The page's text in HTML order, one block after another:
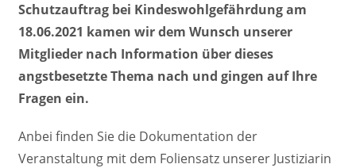
Schutzauftrag bei Kindeswohlgefährdung am
18.06.2021 kamen wir dem Wunsch unserer
Mitglieder nach Information über dieses
angstbesetzte Thema nach und gingen auf Ihre
Fragen ein.
Anbei finden Sie die Dokumentation der
Veranstaltung mit dem Foliensatz unserer Justiziarin